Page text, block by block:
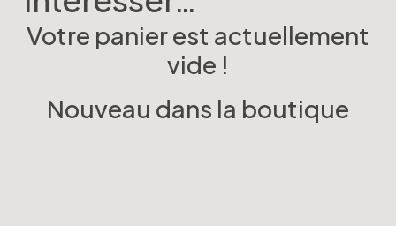
Votre panier est actuellement
vide !
Nouveau dans la boutique